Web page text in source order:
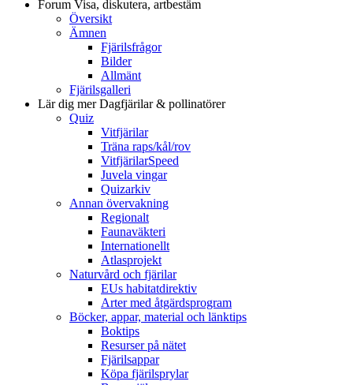
Forum Visa, diskutera, artbestäm
Översikt
Ämnen
Fjärilsfrågor
Bilder
Allmänt
Fjärilsgalleri
Lär dig merDagfjärilar & pollinatörer
Quiz
Vitfjärilar
Träna raps/kål/rov
VitfjärilarSpeed
Juvela vingar
Quizarkiv
Annan övervakning
Regionalt
Faunaväkteri
Internationellt
Atlasprojekt
Naturvård och fjärilar
EUs habitatdirektiv
Arter med åtgärdsprogram
Böcker, appar, material och länktips
Boktips
Resurser på nätet
Fjärilsappar
Köpa fjärilsprylar